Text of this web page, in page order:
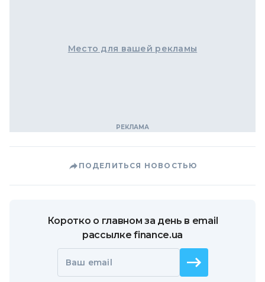
Место для вашей рекламы
ПОДЕЛИТЬСЯ НОВОСТЬЮ
Коротко о главном за день в email
рассылке finance.ua
Ваш email